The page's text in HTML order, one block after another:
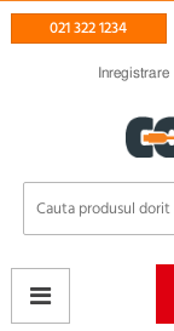
021 322 1234
Inregistrare